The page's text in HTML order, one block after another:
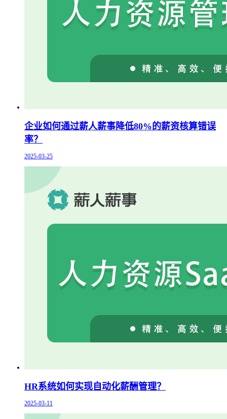
企业如何通过薪人薪事降低80%的薪资核算错误
率？
2025-03-25
HR系统如何实现自动化薪酬管理？
2025-03-11